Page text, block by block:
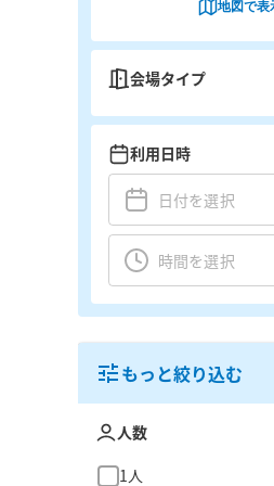
地図で表
会場タイプ
利用日時
もっと絞り込む
人数
1人